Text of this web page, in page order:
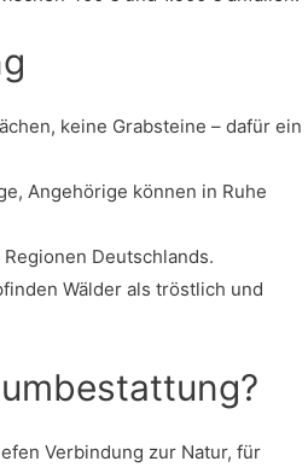
keine Grabsteine – dafür ein
Angehörige können in Ruhe
Deutschlands.
Wälder als tröstlich und
Verbindung zur Natur, für